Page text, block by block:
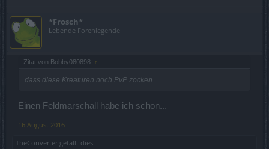
*Frosch*
Lebende Forenlegende
Zitat von Bobby080898: ↑
dass diese Kreaturen noch PvP zocken
Einen Feldmarschall habe ich schon...
16 August 2016
TheConverter gefällt dies.